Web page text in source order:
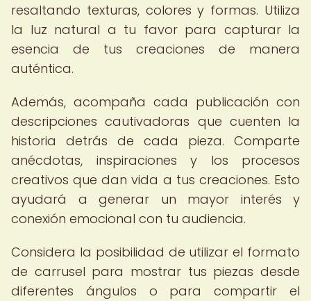
resaltando texturas, colores y formas. Utiliza
la luz natural a tu favor para capturar la
esencia de tus creaciones de manera
auténtica.
Además, acompaña cada publicación con
descripciones cautivadoras que cuenten la
historia detrás de cada pieza. Comparte
anécdotas, inspiraciones y los procesos
creativos que dan vida a tus creaciones. Esto
ayudará a generar un mayor interés y
conexión emocional con tu audiencia.
Considera la posibilidad de utilizar el formato
de carrusel para mostrar tus piezas desde
diferentes ángulos o para compartir el